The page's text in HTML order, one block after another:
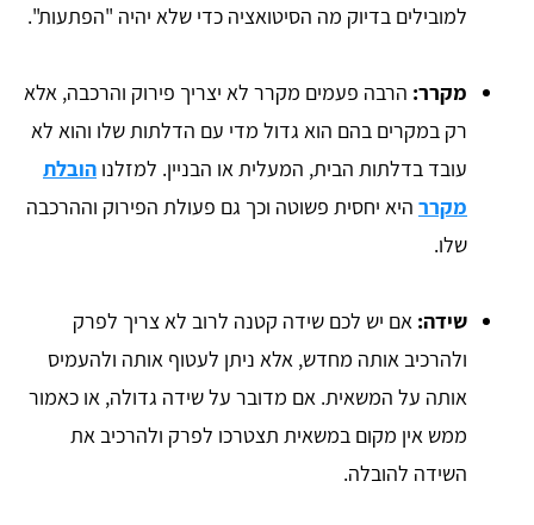
למובילים בדיוק מה הסיטואציה כדי שלא יהיה "הפתעות".
מקרר: הרבה פעמים מקרר לא יצריך פירוק והרכבה, אלא
רק במקרים בהם הוא גדול מדי עם הדלתות שלו והוא לא
עובד בדלתות הבית, המעלית או הבניין. למזלנו הובלת
מקרר היא יחסית פשוטה וכך גם פעולת הפירוק וההרכבה
שלו.
שידה: אם יש לכם שידה קטנה לרוב לא צריך לפרק
ולהרכיב אותה מחדש, אלא ניתן לעטוף אותה ולהעמיס
אותה על המשאית. אם מדובר על שידה גדולה, או כאמור
ממש אין מקום במשאית תצטרכו לפרק ולהרכיב את
השידה להובלה.